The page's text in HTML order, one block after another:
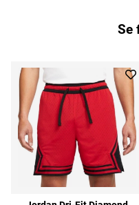
Se